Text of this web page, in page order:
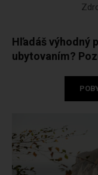
Hľadáš výhodný
ubytovaním?